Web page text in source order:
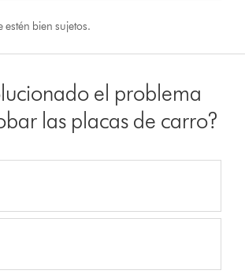
estén bien sujetos.
el problema
las placas de carro?